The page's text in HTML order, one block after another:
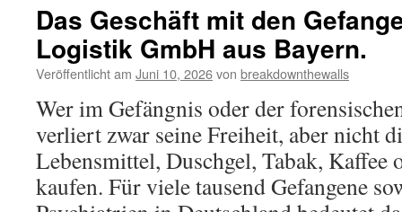
Das Geschäft mit den
Logistik GmbH aus Bayern.
Veröffentlicht am Juni 10, 2026von breakdownthewalls
Wer im Gefängnis oder der
verliert zwar seine Freiheit, aber nicht
Lebensmittel, Duschgel, Tabak, Kaffee
kaufen. Für viele tausend Gefangene